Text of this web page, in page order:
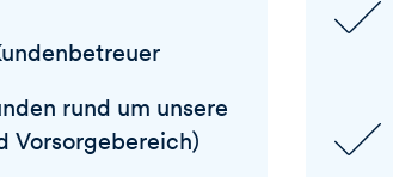
rund um unsere
Vorsorgebereich)